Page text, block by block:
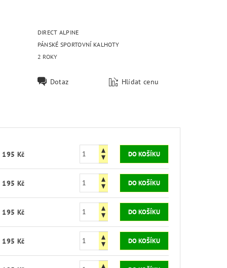
DIRECT ALPINE
PÁNSKÉ SPORTOVNÍ KALHOTY
2 ROKY
Dotaz Hlídat cenu
195 Kč
195 Kč
195 Kč
195 Kč